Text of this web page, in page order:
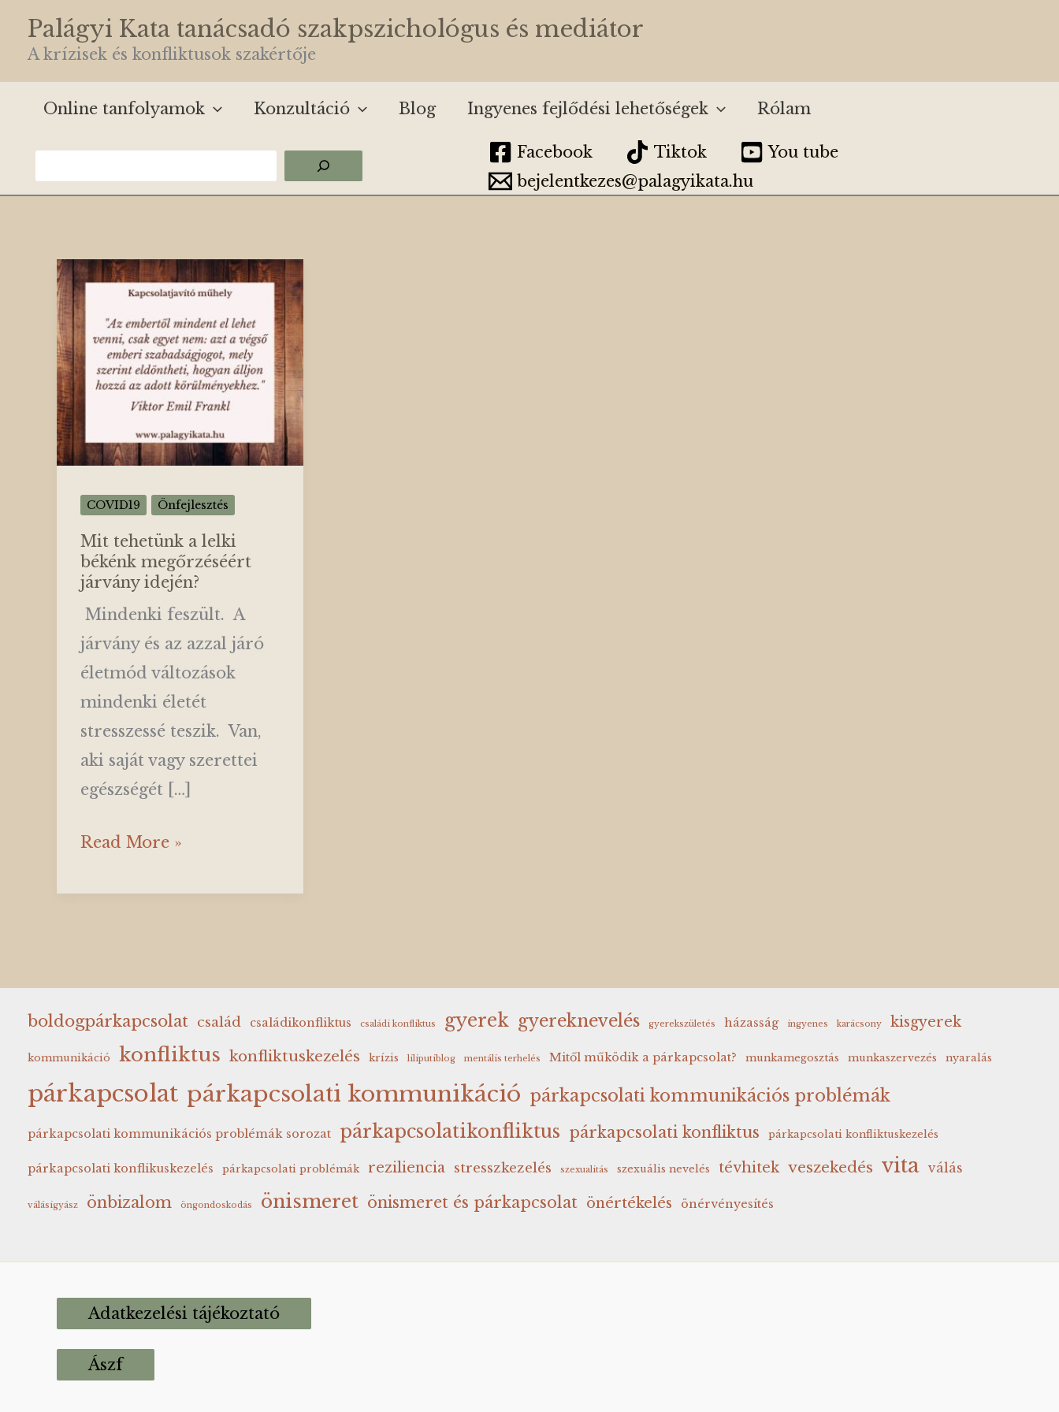
Palágyi Kata tanácsadó szakpszichológus és mediátor
A krízisek és konfliktusok szakértője
Online tanfolyamok Konzultáció Blog Ingyenes fejlődési lehetőségek Rólam
Facebook Tiktok
You tube
bejelentkezes@palagyikata.hu
COVID19 Önfejlesztés
Mit tehetünk a lelki
békénk megőrzéséért
járvány idején?
Mindenki feszült. A
járvány és az azzal járó
életmód változások
mindenki életét
stresszessé teszik. Van,
aki saját vagy szerettei
egészségét […]
Mit
a
megőrzéséért
járvány
idején?
Read More »
boldogpárkapcsolat család családikonfliktus családi konfliktus gyerek gyereknevelés gyerekszületés házasság ingyenes karácsony kisgyerek
kommunikáció konfliktus konfliktuskezelés krízis liliputiblog mentális terhelés Mitől működik a párkapcsolat? munkamegosztás munkaszervezés nyaralás
párkapcsolat párkapcsolati kommunikáció párkapcsolati kommunikációs problémák
párkapcsolati kommunikációs problémák sorozat párkapcsolatikonfliktus párkapcsolati konfliktus párkapcsolati konfliktuskezelés
párkapcsolati konflikuskezelés párkapcsolati problémák reziliencia stresszkezelés szexualitás szexuális nevelés tévhitek veszekedés vita válás
válásigyász önbizalom öngondoskodás önismeret önismeret és párkapcsolat önértékelés önérvényesítés
Adatkezelési tájékoztató
Ászf